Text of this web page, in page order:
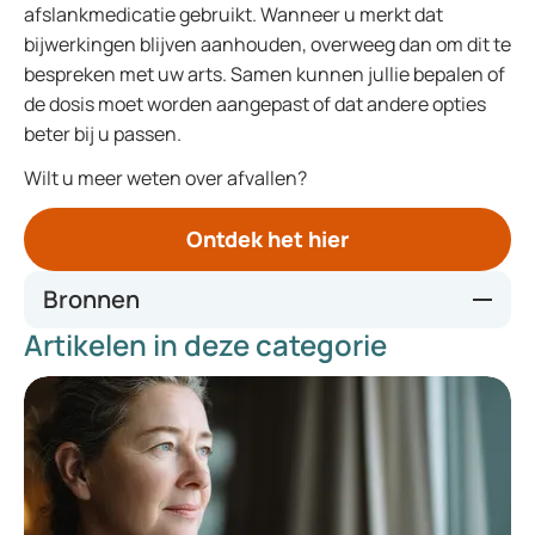
afslankmedicatie gebruikt. Wanneer u merkt dat
bijwerkingen blijven aanhouden, overweeg dan om dit te
bespreken met uw arts. Samen kunnen jullie bepalen of
de dosis moet worden aangepast of dat andere opties
beter bij u passen.
Wilt u meer weten over afvallen?
Ontdek het hier
Bronnen
Weight loss injection preparation - Kingston Hospital
Artikelen in deze categorie